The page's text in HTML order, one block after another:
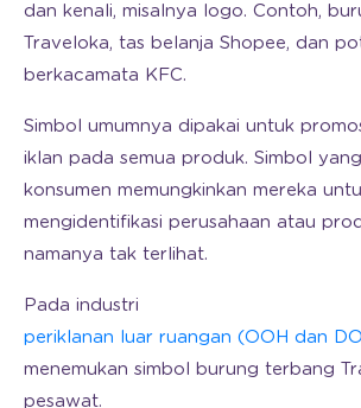
dan kenali, misalnya logo. Contoh,
Traveloka, tas belanja Shopee, dan
berkacamata KFC.
Simbol umumnya dipakai untuk
iklan pada semua produk. Simbol
konsumen memungkinkan mereka
mengidentifikasi perusahaan atau
namanya tak terlihat.
Pada industri
periklanan luar ruangan (OOH dan
menemukan simbol burung terbang
pesawat.